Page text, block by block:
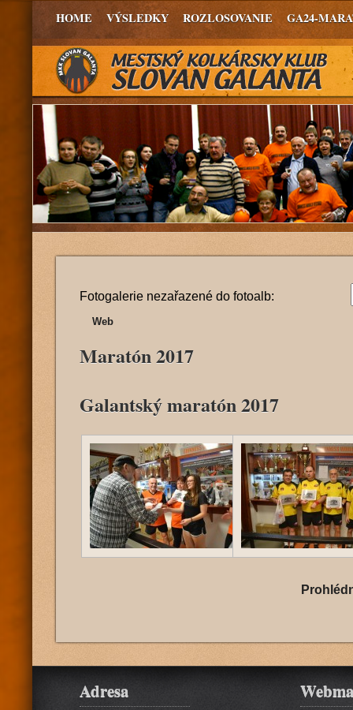
HOME VÝSLEDKY ROZLOSOVANIE GA24-
Fotogalerie nezařazené do fotoalb:
Web
Maratón 2017
Galantský maratón 2017
Adresa